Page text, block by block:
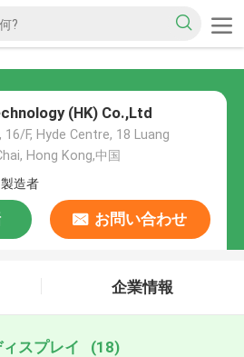
(HK) Co.,Ltd
16/F, Hyde Centre, 18 Luang
Hong Kong,中国
造者
お問い合わせ
企業情報
ィスプレイ (18)